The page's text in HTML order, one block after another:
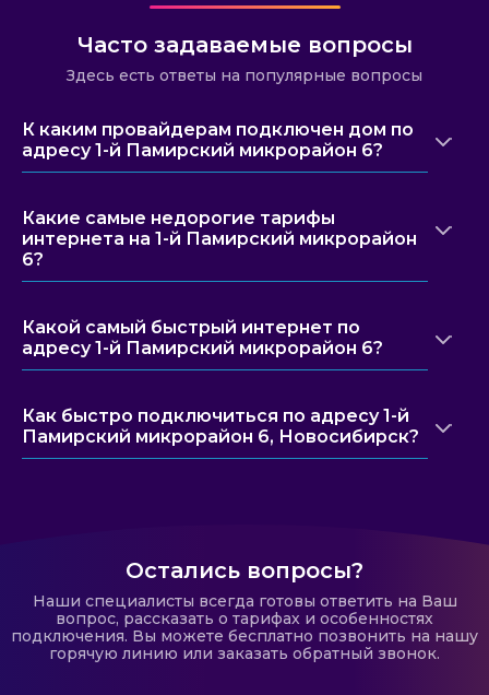
Часто задаваемые вопросы
Здесь есть ответы на популярные вопросы
К каким провайдерам подключен дом по
адресу 1-й Памирский микрорайон 6?
Какие самые недорогие тарифы
интернета на 1-й Памирский микрорайон
6?
Какой самый быстрый интернет по
адресу 1-й Памирский микрорайон 6?
Как быстро подключиться по адресу 1-й
Памирский микрорайон 6, Новосибирск?
Остались вопросы?
Наши специалисты всегда готовы ответить на Ваш
вопрос, рассказать о тарифах и особенностях
подключения. Вы можете бесплатно позвонить на нашу
горячую линию или заказать обратный звонок.